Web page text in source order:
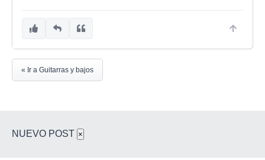
« Ir a Guitarras y bajos
NUEVO POST ×